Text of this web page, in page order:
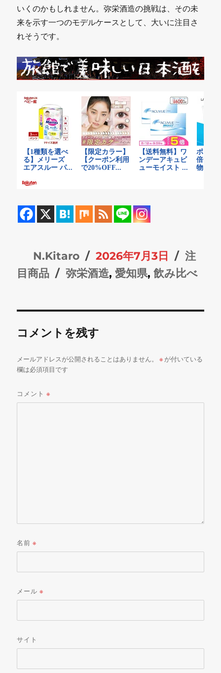
いくのかもしれません。弥栄酒造の挑戦は、その未
来を示す一つのモデルケースとして、大いに注目さ
れそうです。
投
稿
N.Kitaro
投
稿
2026年7月3日
カ
テ
リ
注
目商品
タ
弥栄酒造,愛知県,飲み比べ
コメントを残す
メールアドレスが公開されることはありません。 ※ が付いている
欄は必須項目です
コメント※
名前※
メール※
サイト